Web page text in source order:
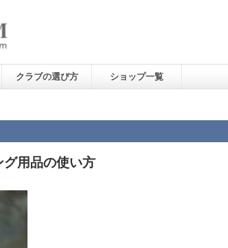
クラブの選び方 ショップ一覧
グ用品の使い方